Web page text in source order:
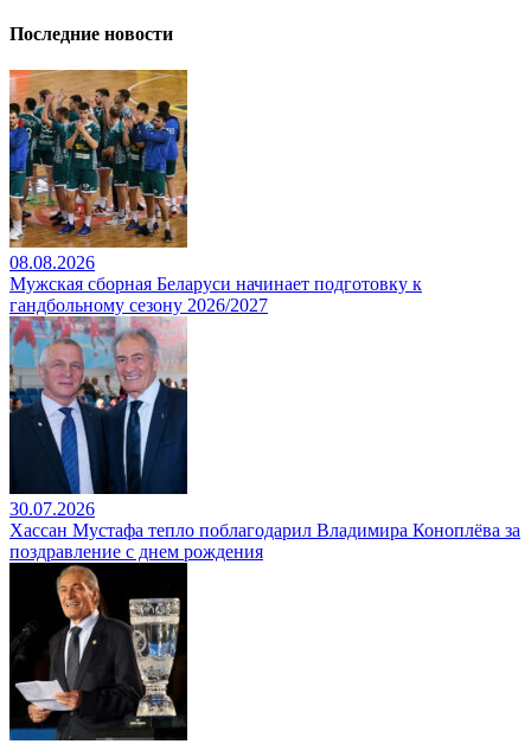
Последние новости
08.08.2026
Мужская сборная Беларуси начинает подготовку к
гандбольному сезону 2026/2027
30.07.2026
Хассан Мустафа тепло поблагодарил Владимира Коноплёва за
поздравление с днем рождения